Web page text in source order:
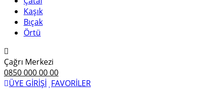
Kaşık
Bıçak
Örtü
Çağrı Merkezi
0850 000 00 00
ÜYE GİRİŞİ FAVORİLER